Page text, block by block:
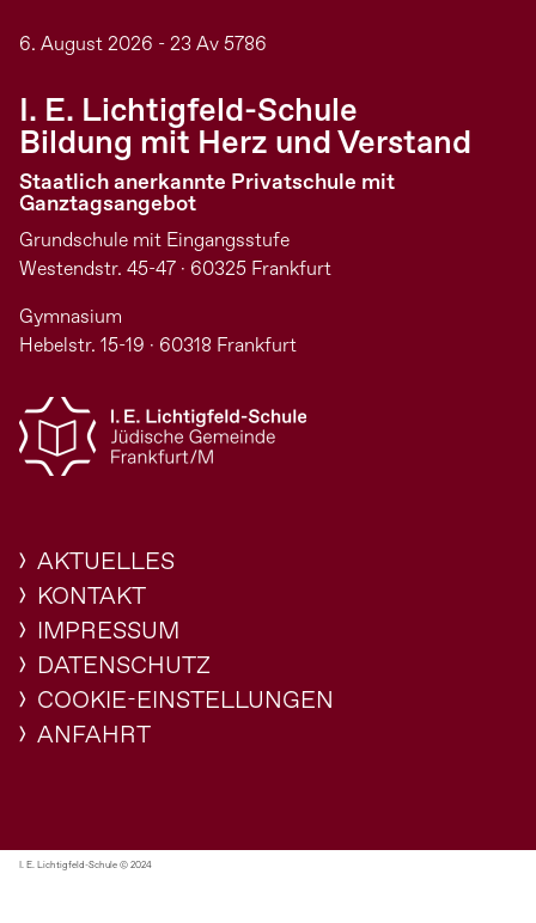
6. August 2026 - 23 Av 5786
I. E. Lichtigfeld-Schule
Bildung mit Herz und Verstand
Staatlich anerkannte Privatschule mit
Ganztagsangebot
Grundschule mit Eingangsstufe
Westendstr. 45-47 · 60325 Frankfurt
Gymnasium
Hebelstr. 15-19 · 60318 Frankfurt
AKTUELLES
KONTAKT
IMPRESSUM
DATENSCHUTZ
COOKIE-EINSTELLUNGEN
ANFAHRT
I. E. Lichtigfeld-Schule © 2024